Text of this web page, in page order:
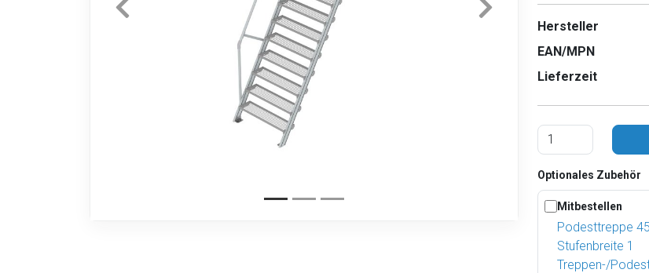
Hersteller
EAN/MPN
Lieferzeit
Optionales Zubehör
Mitbestellen
Podesttreppe
Stufenbreite 1
Treppen-/